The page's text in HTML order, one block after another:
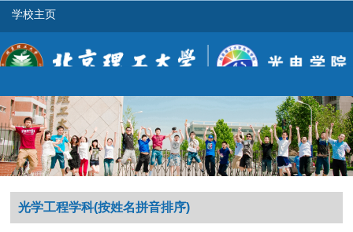
学校主页
光学工程学科(按姓名拼音排序)